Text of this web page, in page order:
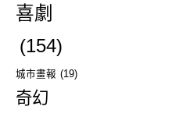
喜劇
(154)
城市畫報 (19)
奇幻